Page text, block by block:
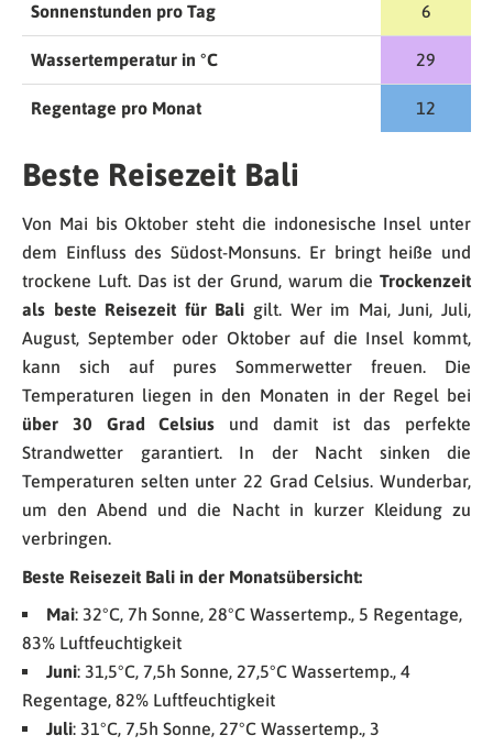
Sonnenstunden pro Tag 6
Wassertemperatur in °C 29
Regentage pro Monat 12
Beste Reisezeit Bali
Von Mai bis Oktober steht die indonesische Insel unter
dem Einfluss des Südost-Monsuns. Er bringt heiße und
trockene Luft. Das ist der Grund, warum die Trockenzeit
als beste Reisezeit für Bali gilt. Wer im Mai, Juni, Juli,
August, September oder Oktober auf die Insel kommt,
kann sich auf pures Sommerwetter freuen. Die
Temperaturen liegen in den Monaten in der Regel bei
über 30 Grad Celsius und damit ist das perfekte
Strandwetter garantiert. In der Nacht sinken die
Temperaturen selten unter 22 Grad Celsius. Wunderbar,
um den Abend und die Nacht in kurzer Kleidung zu
verbringen.
Beste Reisezeit Bali in der Monatsübersicht:
Mai: 32°C, 7h Sonne, 28°C Wassertemp., 5 Regentage,
83% Luftfeuchtigkeit
Juni: 31,5°C, 7,5h Sonne, 27,5°C Wassertemp., 4
Regentage, 82% Luftfeuchtigkeit
Juli: 31°C, 7,5h Sonne, 27°C Wassertemp., 3